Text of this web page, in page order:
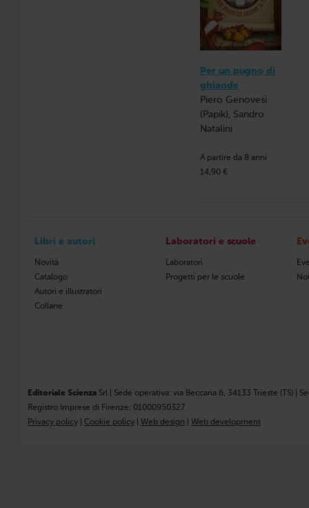
Per un pugno di
ghiande
Piero Genovesi
(Papik), Sandro
Natalini
A partire da 8 anni
14,90 €
Libri e autori
Novità
Catalogo
Autori e illustratori
Collane
Laboratori e scuole
Laboratori
Progetti per le scuole
Editoriale Scienza Srl | Sede operativa: via Beccaria 6, 34133 Trieste (TS) |
Registro Imprese di Firenze: 01000950327
Privacy policy
Cookie policy Web design Web development